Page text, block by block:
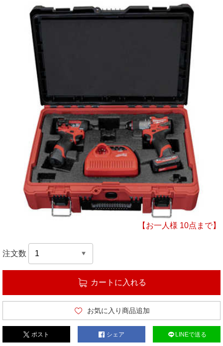
【お一人様 10点まで】
注文数
カートに入れる
お気に入り商品追加
ポスト シェア LINEで送る